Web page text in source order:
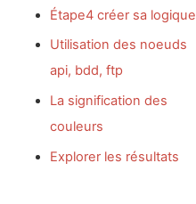
Étape4 créer sa logique
Utilisation des noeuds
api, bdd, ftp
La signification des
couleurs
Explorer les résultats